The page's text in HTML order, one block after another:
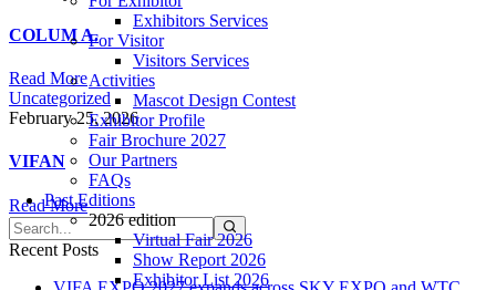
Exhibitors Services
For Visitor
Visitors Services
Activities
Mascot Design Contest
Exhibitor Profile
Fair Brochure 2027
Our Partners
FAQs
Past Editions
2026 edition
Virtual Fair 2026
Show Report 2026
Exhibitor List 2026
COLUM A.
Read More
Uncategorized
February 25, 2026
VIFAN
Read More
Recent Posts